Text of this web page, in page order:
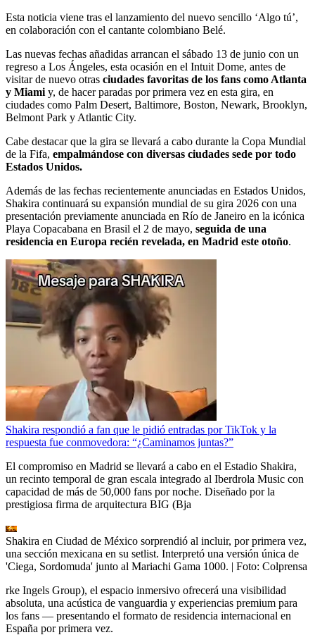
Esta noticia viene tras el lanzamiento del nuevo sencillo ‘Algo tú’,
en colaboración con el cantante colombiano Belé.
Las nuevas fechas añadidas arrancan el sábado 13 de junio con un
regreso a Los Ángeles, esta ocasión en el Intuit Dome, antes de
visitar de nuevo otras ciudades favoritas de los fans como Atlanta
y Miami y, de hacer paradas por primera vez en esta gira, en
ciudades como Palm Desert, Baltimore, Boston, Newark, Brooklyn,
Belmont Park y Atlantic City.
Cabe destacar que la gira se llevará a cabo durante la Copa Mundial
de la Fifa, empalmándose con diversas ciudades sede por todo
Estados Unidos.
Además de las fechas recientemente anunciadas en Estados Unidos,
Shakira continuará su expansión mundial de su gira 2026 con una
presentación previamente anunciada en Río de Janeiro en la icónica
Playa Copacabana en Brasil el 2 de mayo, seguida de una
residencia en Europa recién revelada, en Madrid este otoño.
Shakira respondió a fan que le pidió entradas por TikTok y la
respuesta fue conmovedora: “¿Caminamos juntas?”
El compromiso en Madrid se llevará a cabo en el Estadio Shakira,
un recinto temporal de gran escala integrado al Iberdrola Music con
capacidad de más de 50,000 fans por noche. Diseñado por la
prestigiosa firma de arquitectura BIG (Bja
Shakira en Ciudad de México sorprendió al incluir, por primera vez,
una sección mexicana en su setlist. Interpretó una versión única de
'Ciega, Sordomuda' junto al Mariachi Gama 1000. | Foto: Colprensa
rke Ingels Group), el espacio inmersivo ofrecerá una visibilidad
absoluta, una acústica de vanguardia y experiencias premium para
los fans — presentando el formato de residencia internacional en
España por primera vez.